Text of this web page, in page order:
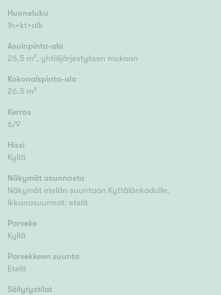
Huoneluku
1h+kt+alk
Asuinpinta-ala
26.5 m², yhtiöjärjestyksen mukaan
Kokonaispinta-ala
26.5 m²
Kerros
6/9
Hissi
Kyllä
Näkymät asunnosta
Näkymät etelän suuntaan Kyttälänkadulle.
Ikkunasuunnat: etelä
Parveke
Kyllä
Parvekkeen suunta
Etelä
Säilytystilat